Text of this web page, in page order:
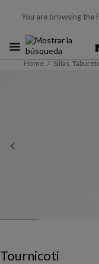
You are browsing the
Home Sillas,
Tournicoti